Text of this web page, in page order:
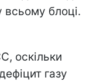
всьому блоці.
оскільки
газу